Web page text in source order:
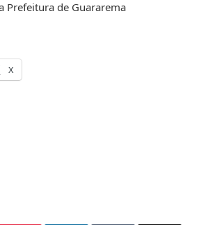
Prefeitura de Guararema
X